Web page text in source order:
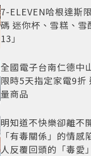
7-ELEVEN哈根達斯
碼 迷你杯、雪糕、雪
13」
全國電子台南仁德中
限時5天指定家電9折
量商品
明知道不快樂卻離不
「有毒關係」的情感
人反覆回頭的「毒愛